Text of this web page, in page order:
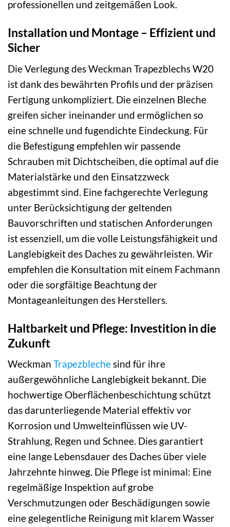
professionellen und zeitgemäßen Look.
Installation und Montage – Effizient und
Sicher
Die Verlegung des Weckman Trapezblechs W20
ist dank des bewährten Profils und der präzisen
Fertigung unkompliziert. Die einzelnen Bleche
greifen sicher ineinander und ermöglichen so
eine schnelle und fugendichte Eindeckung. Für
die Befestigung empfehlen wir passende
Schrauben mit Dichtscheiben, die optimal auf die
Materialstärke und den Einsatzzweck
abgestimmt sind. Eine fachgerechte Verlegung
unter Berücksichtigung der geltenden
Bauvorschriften und statischen Anforderungen
ist essenziell, um die volle Leistungsfähigkeit und
Langlebigkeit des Daches zu gewährleisten. Wir
empfehlen die Konsultation mit einem Fachmann
oder die sorgfältige Beachtung der
Montageanleitungen des Herstellers.
Haltbarkeit und Pflege: Investition in die
Zukunft
Weckman Trapezblechesind für ihre
außergewöhnliche Langlebigkeit bekannt. Die
hochwertige Oberflächenbeschichtung schützt
das darunterliegende Material effektiv vor
Korrosion und Umwelteinflüssen wie UV-
Strahlung, Regen und Schnee. Dies garantiert
eine lange Lebensdauer des Daches über viele
Jahrzehnte hinweg. Die Pflege ist minimal: Eine
regelmäßige Inspektion auf grobe
Verschmutzungen oder Beschädigungen sowie
eine gelegentliche Reinigung mit klarem Wasser